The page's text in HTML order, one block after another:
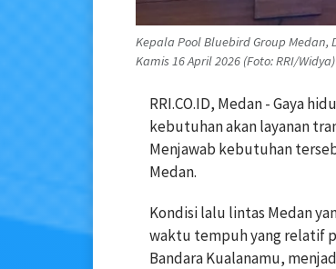
Kepala Pool Bluebird Group
Kamis 16 April 2026 (Foto: RRI/Widya)
RRI.CO.ID, Medan - Gaya
kebutuhan akan layanan
Menjawab kebutuhan
Medan.
Kondisi lalu lintas Medan
waktu tempuh yang relatif
Bandara Kualanamu,